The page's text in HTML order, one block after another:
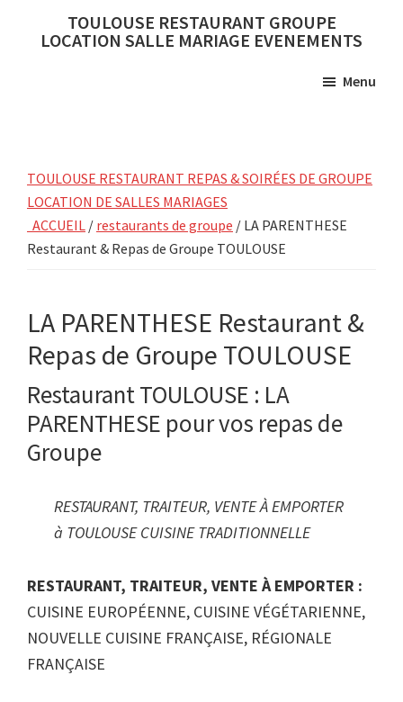
TOULOUSE RESTAURANT GROUPE
LOCATION SALLE MARIAGE EVENEMENTS
Menu
TOULOUSE RESTAURANT REPAS & SOIRÉES DE GROUPE
LOCATION DE SALLES MARIAGES
ACCUEIL / restaurants de groupe / LA PARENTHESE
Restaurant & Repas de Groupe TOULOUSE
LA PARENTHESE Restaurant &
Repas de Groupe TOULOUSE
Restaurant TOULOUSE : LA
PARENTHESE pour vos repas de
Groupe
RESTAURANT, TRAITEUR, VENTE À EMPORTER
à TOULOUSE CUISINE TRADITIONNELLE
RESTAURANT, TRAITEUR, VENTE À EMPORTER :
CUISINE EUROPÉENNE, CUISINE VÉGÉTARIENNE,
NOUVELLE CUISINE FRANÇAISE, RÉGIONALE
FRANÇAISE